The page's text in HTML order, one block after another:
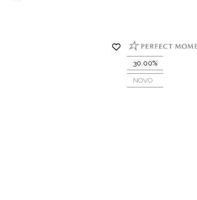
30.00%
NOVO